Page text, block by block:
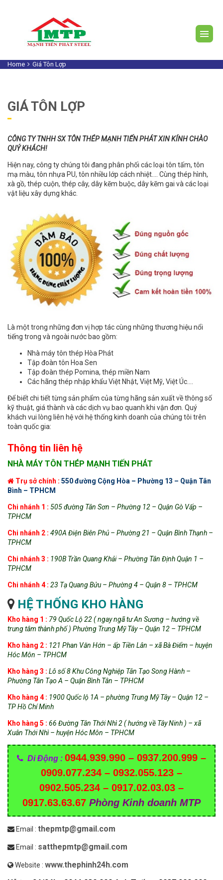
Home Giá Tôn Lợp
GIÁ TÔN LỢP
CÔNG TY TNHH SX TÔN THÉP MẠNH TIẾN PHÁT XIN KÍNH CHÀO
QUÝ KHÁCH!
Hiện nay, công ty chúng tôi đang phân phối các loại tôn tấm, tôn
mạ màu, tôn nhựa PU, tôn nhiều lớp cách nhiệt…. Cùng thép hình,
xà gồ, thép cuộn, thép cây, dây kẽm buộc, dây kẽm gai và các loại
vật liệu xây dựng khác.
Là một trong những đơn vị hợp tác cùng những thương hiệu nổi
tiếng trong và ngoài nước bao gồm:
Nhà máy tôn thép Hòa Phát
Tập đoàn tôn Hoa Sen
Tập đoàn thép Pomina, thép miền Nam
Các hãng thép nhập khẩu Việt Nhật, Việt Mỹ, Việt Úc….
Để biết chi tiết từng sản phẩm của từng hãng sản xuất về thông số
kỹ thuật, giá thành và các dịch vụ bao quanh khi vận đơn. Quý
khách vui lòng liên hệ với hệ thống kinh doanh của chúng tôi trên
toàn quốc gia:
Thông tin liên hệ
NHÀ MÁY TÔN THÉP MẠNH TIẾN PHÁT
Trụ sở chính : 550 đường Cộng Hòa – Phường 13 – Quận Tân
Bình – TPHCM
Chi nhánh 1 : 505 đường Tân Sơn – Phường 12 – Quận Gò Vấp –
TPHCM
Chi nhánh 2 : 490A Điện Biên Phủ – Phường 21 – Quận Bình Thạnh –
TPHCM
Chi nhánh 3 : 190B Trần Quang Khải – Phường Tân Định Quận 1 –
TPHCM
Chi nhánh 4 : 23 Tạ Quang Bửu – Phường 4 – Quận 8 – TPHCM
HỆ THỐNG KHO HÀNG
Kho hàng 1 : 79 Quốc Lộ 22 ( ngay ngã tư An Sương – hướng về
trung tâm thành phố ) Phường Trung Mỹ Tây – Quận 12 – TPHCM
Kho hàng 2 : 121 Phan Văn Hớn – ấp Tiền Lân – xã Bà Điểm – huyện
Hóc Môn – TPHCM
Kho hàng 3 : Lô số 8 Khu Công Nghiệp Tân Tạo Song Hành –
Phường Tân Tạo A – Quận Bình Tân – TPHCM
Kho hàng 4 : 1900 Quốc lộ 1A – phường Trung Mỹ Tây – Quận 12 –
TP Hồ Chí Minh
Kho hàng 5 : 66 Đường Tân Thới Nhì 2 ( hướng về Tây Ninh ) – xã
Xuân Thới Nhì – huyện Hóc Môn – TPHCM
Di Động : 0944.939.990 – 0937.200.999 –
0909.077.234 – 0932.055.123 –
0902.505.234 – 0917.02.03.03 –
0917.63.63.67 Phòng Kinh doanh MTP
Email : thepmtp@gmail.com
Email : satthepmtp@gmail.com
Website : www.thephinh24h.com